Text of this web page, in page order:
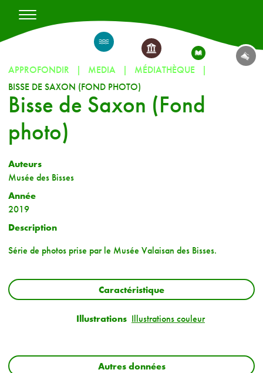
APPROFONDIR MEDIA
MÉDIATHÈQUE
BISSE DE SAXON (FOND PHOTO)
Bisse de Saxon (Fond
photo)
Auteurs
Musée des Bisses
Année
2019
Description
Série de photos prise par le Musée Valaisan des Bisses.
Caractéristique
Illustrations Illustrations couleur
Autres données